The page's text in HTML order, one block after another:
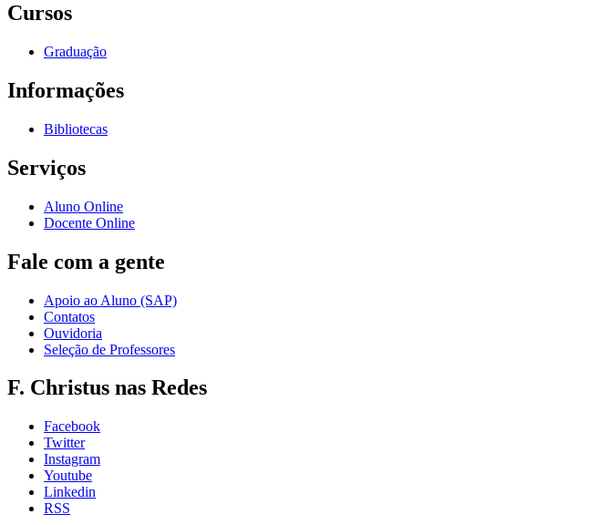
Cursos
Graduação
Informações
Bibliotecas
Serviços
Aluno Online
Docente Online
Fale com a gente
Apoio ao Aluno (SAP)
Contatos
Ouvidoria
Seleção de Professores
F. Christus nas Redes
Facebook
Twitter
Instagram
Youtube
Linkedin
RSS